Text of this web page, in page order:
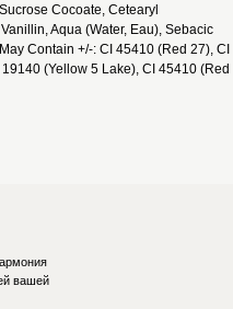
Cocoate, Cetearyl
Aqua (Water, Eau), Sebacic
Contain +/-: CI 45410 (Red 27), CI
(Yellow 5 Lake), CI 45410 (Red
вашей